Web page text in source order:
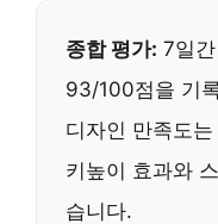
종합 평가: 7일
93/100점을 기
디자인 만족도
키높이 효과와
습니다.